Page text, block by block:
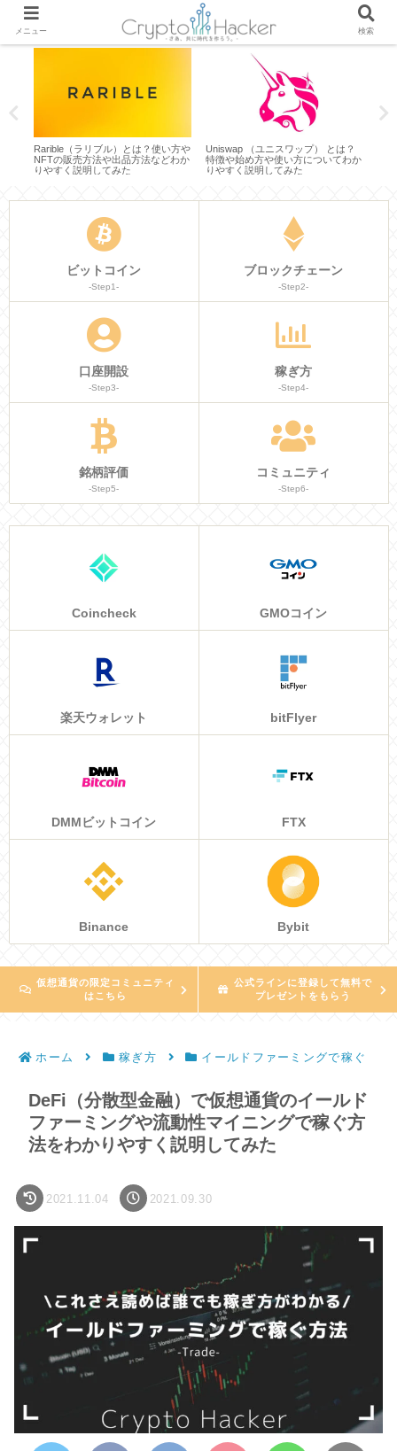
Rarible（ラリブル）とは？使い方や
NFTの販売方法や出品方法などわか
りやすく説明してみた
Uniswap （ユニスワップ） とは？
特徴や始め方や使い方についてわか
りやすく説明してみた
ビットコイン
-Step1-
ブロックチェーン
-Step2-
口座開設
-Step3-
稼ぎ方
-Step4-
銘柄評価
-Step5-
コミュニティ
-Step6-
Coincheck GMOコイン
楽天ウォレット bitFlyer
DMMビットコイン FTX
Binance Bybit
仮想通貨の限定コミュニティ
はこちら
公式ラインに登録して無料で
プレゼントをもらう
ホーム 稼ぎ方 イールドファーミングで稼ぐ
DeFi（分散型金融）で仮想通貨のイールド
ファーミングや流動性マイニングで稼ぐ方
法をわかりやすく説明してみた
2021.11.04 2021.09.30
メニュー 検索